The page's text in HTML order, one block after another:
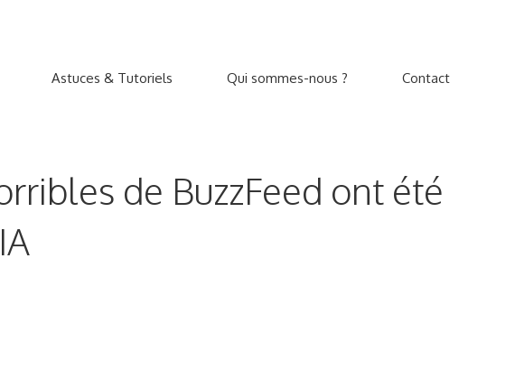
Astuces & Tutoriels Qui sommes-nous ? Contact
de BuzzFeed ont été